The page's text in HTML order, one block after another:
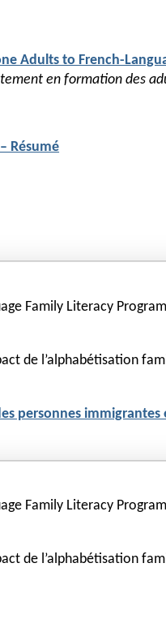
Adults to French-
en formation des
Résumé
Family Literacy
de l’alphabétisation
personnes
Family Literacy
de l’alphabétisation